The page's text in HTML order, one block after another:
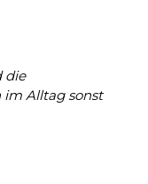
die
im Alltag sonst